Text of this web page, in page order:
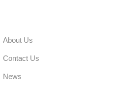
About Us
Contact Us
News